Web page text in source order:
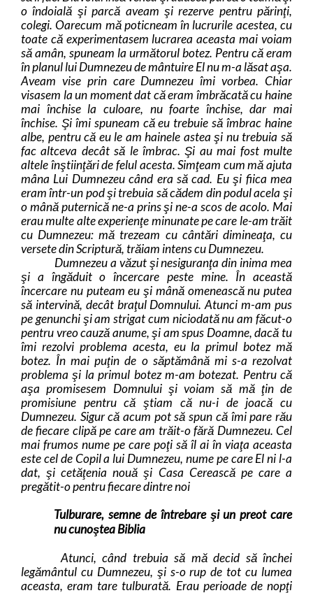
o îndoială şi parcă aveam şi rezerve pentru părinţi,
colegi. Oarecum mă poticneam în lucrurile acestea, cu
toate că experimentasem lucrarea aceasta mai voiam
să amân, spuneam la următorul botez. Pentru că eram
în planul lui Dumnezeu de mântuire El nu m-a lăsat aşa.
Aveam vise prin care Dumnezeu îmi vorbea. Chiar
visasem la un moment dat că eram îmbrăcată cu haine
mai închise la culoare, nu foarte închise, dar mai
închise. Şi îmi spuneam că eu trebuie să îmbrac haine
albe, pentru că eu le am hainele astea şi nu trebuia să
fac altceva decât să le îmbrac.Şi au mai fost multe
altele înştiinţări de felul acesta. Simţeam cum mă ajuta
mâna Lui Dumnezeu când era să cad. Eu şi fiica mea
eram într-un pod şi trebuia să cădem din podul acela şi
o mână puternică ne-a prins şi ne-a scos de acolo. Mai
erau multe alte experienţe minunate pe care le-am trăit
cu Dumnezeu: mă trezeam cu cântări dimineaţa, cu
versete din Scriptură, trăiam intens cu Dumnezeu.
Dumnezeu a văzut şi nesiguranţa din inima mea
şi a îngăduit o încercare peste mine. În această
încercare nu puteam eu şi mână omenească nu putea
să intervină, decât braţul Domnului. Atunci m-am pus
pe genunchi şi am strigat cum niciodată nu am făcut-o
pentru vreo cauză anume, şi am spus Doamne, dacă tu
îmi rezolvi problema acesta, eu la primul botez mă
botez. În mai puţin de o săptămână mi s-a rezolvat
problema şi la primul botez m-am botezat. Pentru că
aşa promisesem Domnului şi voiam să mă ţin de
promisiune pentru că ştiam că nu-i de joacă cu
Dumnezeu. Sigur că acum pot să spun că îmi pare rău
de fiecare clipă pe care am trăit-o fără Dumnezeu. Cel
mai frumos nume pe care poţi să îl ai în viaţa aceasta
este cel de Copil a lui Dumnezeu, nume pe care El ni l-a
dat, şi cetăţenia nouă şi Casa Cerească pe care a
pregătit-o pentru fiecare dintre noi
Tulburare, semne de întrebare şi un preot care
nu cunoştea Biblia
Atunci, când trebuia să mă decid să închei
legământul cu Dumnezeu, şi s-o rup de tot cu lumea
aceasta, eram tare tulburată. Erau perioade de nopţi